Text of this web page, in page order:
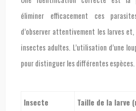
éliminer efficacement ces
d’observer attentivement les larves
insectes adultes. L’utilisation d’une
pour distinguer les différentes espèces.
Insecte Taille de la larve